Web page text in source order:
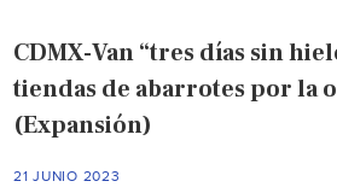
CDMX-Van “tres días sin
tiendas de abarrotes por la
(Expansión)
21 JUNIO 2023